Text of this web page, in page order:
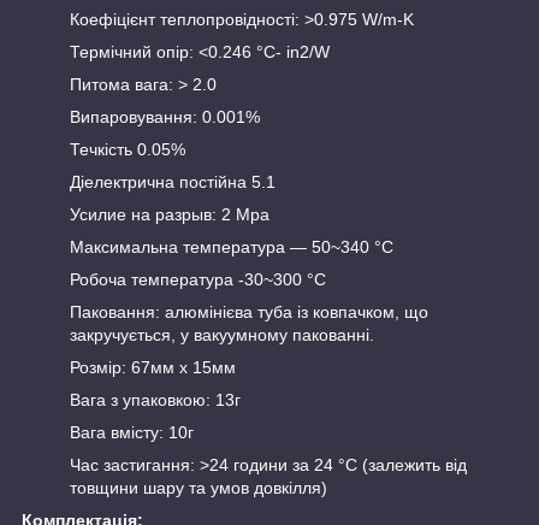
Коефіцієнт теплопровідності: >0.975 W/m-K
Термічний опір: <0.246 °C- in2/W
Питома вага: > 2.0
Випаровування: 0.001%
Течкість 0.05%
Діелектрична постійна 5.1
Усилие на разрыв: 2 Mpa
Максимальна температура — 50~340 °C
Робоча температура -30~300 °C
Паковання: алюмінієва туба із ковпачком, що
закручується, у вакуумному пакованні.
Розмір: 67мм х 15мм
Вага з упаковкою: 13г
Вага вмісту: 10г
Час застигання: >24 години за 24 °C (залежить від
товщини шару та умов довкілля)
Комплектація: